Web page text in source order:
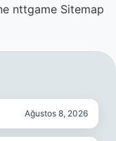
nttgame Sitemap
Ağustos 8, 2026